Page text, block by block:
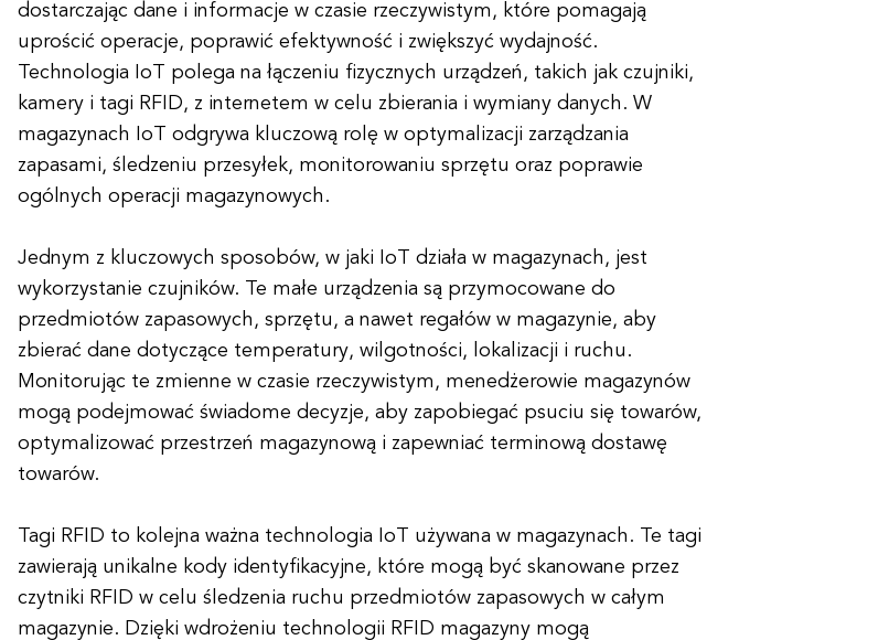
dostarczając dane i informacje w czasie rzeczywistym, które pomagają
uprościć operacje, poprawić efektywność i zwiększyć wydajność.
Technologia IoT polega na łączeniu fizycznych urządzeń, takich jak czujniki,
kamery i tagi RFID, z internetem w celu zbierania i wymiany danych. W
magazynach IoT odgrywa kluczową rolę w optymalizacji zarządzania
zapasami, śledzeniu przesyłek, monitorowaniu sprzętu oraz poprawie
ogólnych operacji magazynowych.
Jednym z kluczowych sposobów, w jaki IoT działa w magazynach, jest
wykorzystanie czujników. Te małe urządzenia są przymocowane do
przedmiotów zapasowych, sprzętu, a nawet regałów w magazynie, aby
zbierać dane dotyczące temperatury, wilgotności, lokalizacji i ruchu.
Monitorując te zmienne w czasie rzeczywistym, menedżerowie magazynów
mogą podejmować świadome decyzje, aby zapobiegać psuciu się towarów,
optymalizować przestrzeń magazynową i zapewniać terminową dostawę
towarów.
Tagi RFID to kolejna ważna technologia IoT używana w magazynach. Te tagi
zawierają unikalne kody identyfikacyjne, które mogą być skanowane przez
czytniki RFID w celu śledzenia ruchu przedmiotów zapasowych w całym
magazynie. Dzięki wdrożeniu technologii RFID magazyny mogą